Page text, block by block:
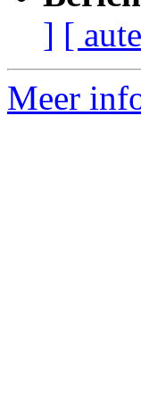
] [
Meer